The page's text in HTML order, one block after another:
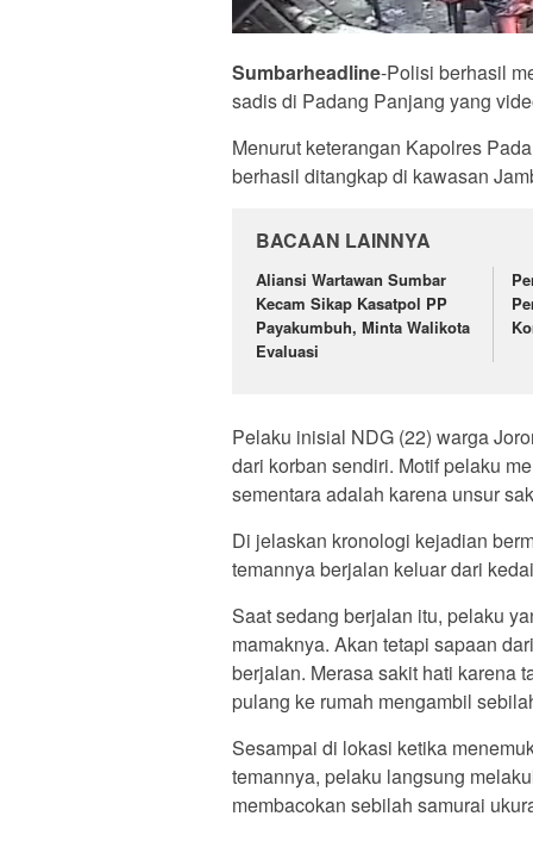
Sumbarheadline-Polisi berhasil
sadis di Padang Panjang yang
Menurut keterangan Kapolres
berhasil ditangkap di kawasan
BACAAN LAINNYA
Aliansi Wartawan Sumbar
Kecam Sikap Kasatpol PP
Payakumbuh, Minta Walikota
Evaluasi
Pelaku inisial NDG (22) warga
dari korban sendiri. Motif pelaku
sementara adalah karena unsur
Di jelaskan kronologi kejadian
temannya berjalan keluar dari
Saat sedang berjalan itu, pelaku
mamaknya. Akan tetapi sapaan
berjalan. Merasa sakit hati karena
pulang ke rumah mengambil
Sesampai di lokasi ketika
temannya, pelaku langsung
membacokan sebilah samurai